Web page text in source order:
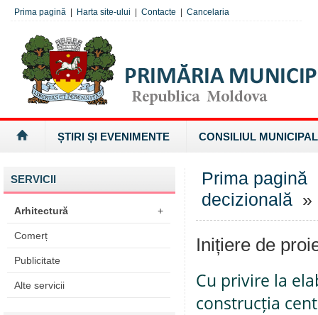
Prima pagină Harta site-ului Contacte Cancelaria
ȘTIRI ȘI EVENIMENTE CONSILIUL MUNICIPAL
SERVICII
Arhitectură +
Comerț
Publicitate
Alte servicii
Prima pagină
decizională »
Inițiere de
Cu privire la
construcția